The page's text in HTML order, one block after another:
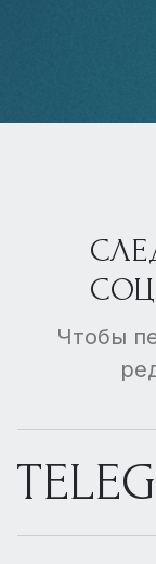
Чтобы